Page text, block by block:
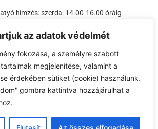
az adatok védelmét
fokozása, a személyre szabott
megjelenítése, valamint a
érdekében sütiket (cookie) használunk.
gombra kattintva hozzájárulhat a
hímzés: szerda: 14.00-16.00 óráig
szombat: 14.00-16.00 óráig
péntek: 16.00-18.00 óráig
vezetésével szombat: 10.00-11.00 óráig